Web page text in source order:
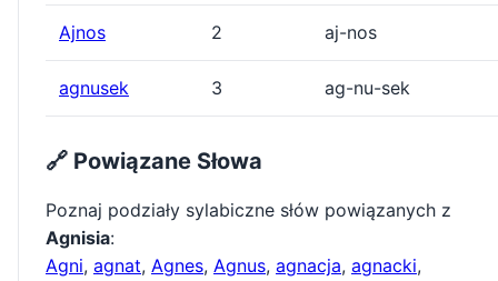
Ajnos 2 aj-nos
agnusek 3 ag-nu-sek
🔗 Powiązane Słowa
Poznaj podziały sylabiczne słów powiązanych z
Agnisia:
Agni, agnat, Agnes, Agnus, agnacja, agnacki,